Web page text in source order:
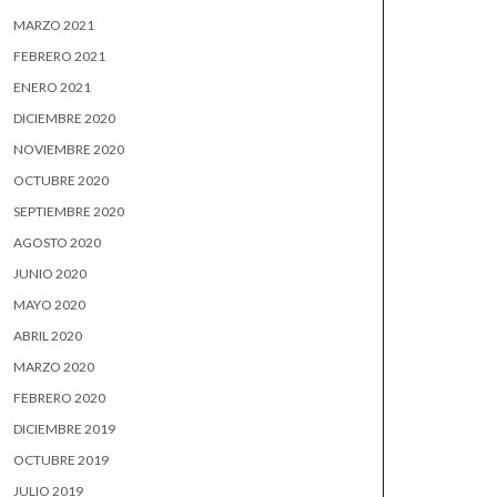
MARZO 2021
FEBRERO 2021
ENERO 2021
DICIEMBRE 2020
NOVIEMBRE 2020
OCTUBRE 2020
SEPTIEMBRE 2020
AGOSTO 2020
JUNIO 2020
MAYO 2020
ABRIL 2020
MARZO 2020
FEBRERO 2020
DICIEMBRE 2019
OCTUBRE 2019
JULIO 2019